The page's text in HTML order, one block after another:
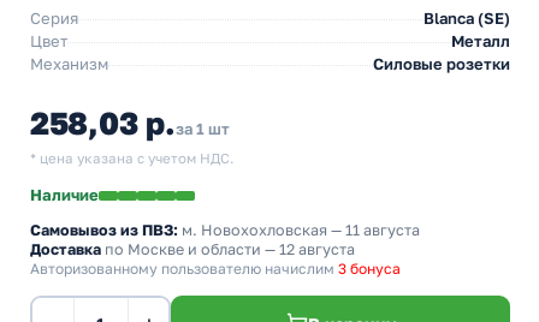
Серия
Blanca (SE)
Цвет
Металл
Механизм
Силовые розетки
258,03 р.за 1 шт
* цена указана с учетом НДС.
Наличие
Самовывоз из ПВЗ: м. Новохохловская — 11 августа
Доставка по Москве и области — 12 августа
Авторизованному пользователю начислим 3 бонуса